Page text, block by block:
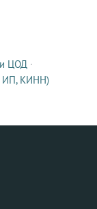
ЦОД ·
ИП, КИНН)